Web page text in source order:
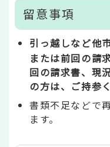
留意事項
引っ越しなど他
または前回の請
回の請求書、現
の方は、ご持参
書類不足などで
ます。